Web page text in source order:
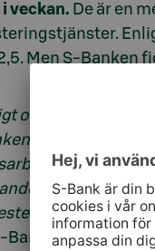
veckan. De är en
Men S-Banken
olika
har god
har tagit
Banken